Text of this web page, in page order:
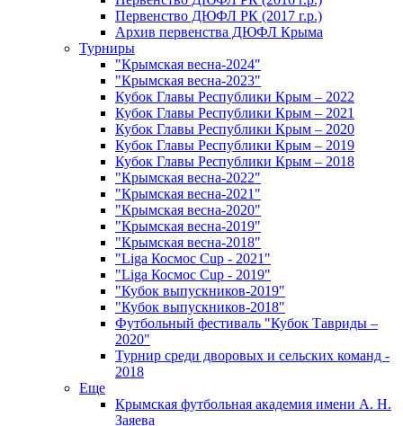
Первенство ДЮФЛ РК (2017 г.р.)
Архив первенства ДЮФЛ Крыма
Турниры
"Крымская весна-2024"
"Крымская весна-2023"
Кубок Главы Республики Крым – 2022
Кубок Главы Республики Крым – 2021
Кубок Главы Республики Крым – 2020
Кубок Главы Республики Крым – 2019
Кубок Главы Республики Крым – 2018
"Крымская весна-2022"
"Крымская весна-2021"
"Крымская весна-2020"
"Крымская весна-2019"
"Крымская весна-2018"
"Liga Космос Cup - 2021"
"Liga Космос Cup - 2019"
"Кубок выпускников-2019"
"Кубок выпускников-2018"
Футбольный фестиваль "Кубок Тавриды –
2020"
Турнир среди дворовых и сельских команд -
2018
Еще
Крымская футбольная академия имени А. Н.
Заяева